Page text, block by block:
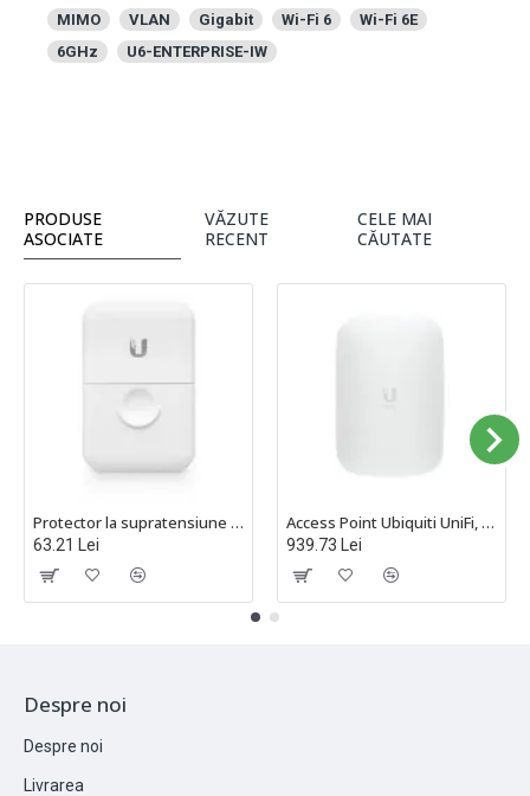
MIMO VLAN Gigabit Wi-Fi 6
Wi-Fi 6E
6GHz
U6-ENTERPRISE-IW
PRODUSE
ASOCIATE
VĂZUTE
RECENT
CELE MAI
CĂUTATE
Protector la supratensiune rețea Ubiquiti - ETH-SP-G2
63.21 Lei
Access Point Ubiquiti UniFi, Wi-Fi 6, Dual Band, U6-Extender
939.73 Lei
Despre noi
Despre noi
Livrarea